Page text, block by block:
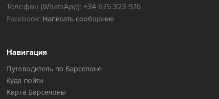
Телефон (WhatsApp): +34 675 323 976
Facebook: Написать сообщение
Навигация
Путеводитель по Барселоне
Куда пойти
Карта Барселоны